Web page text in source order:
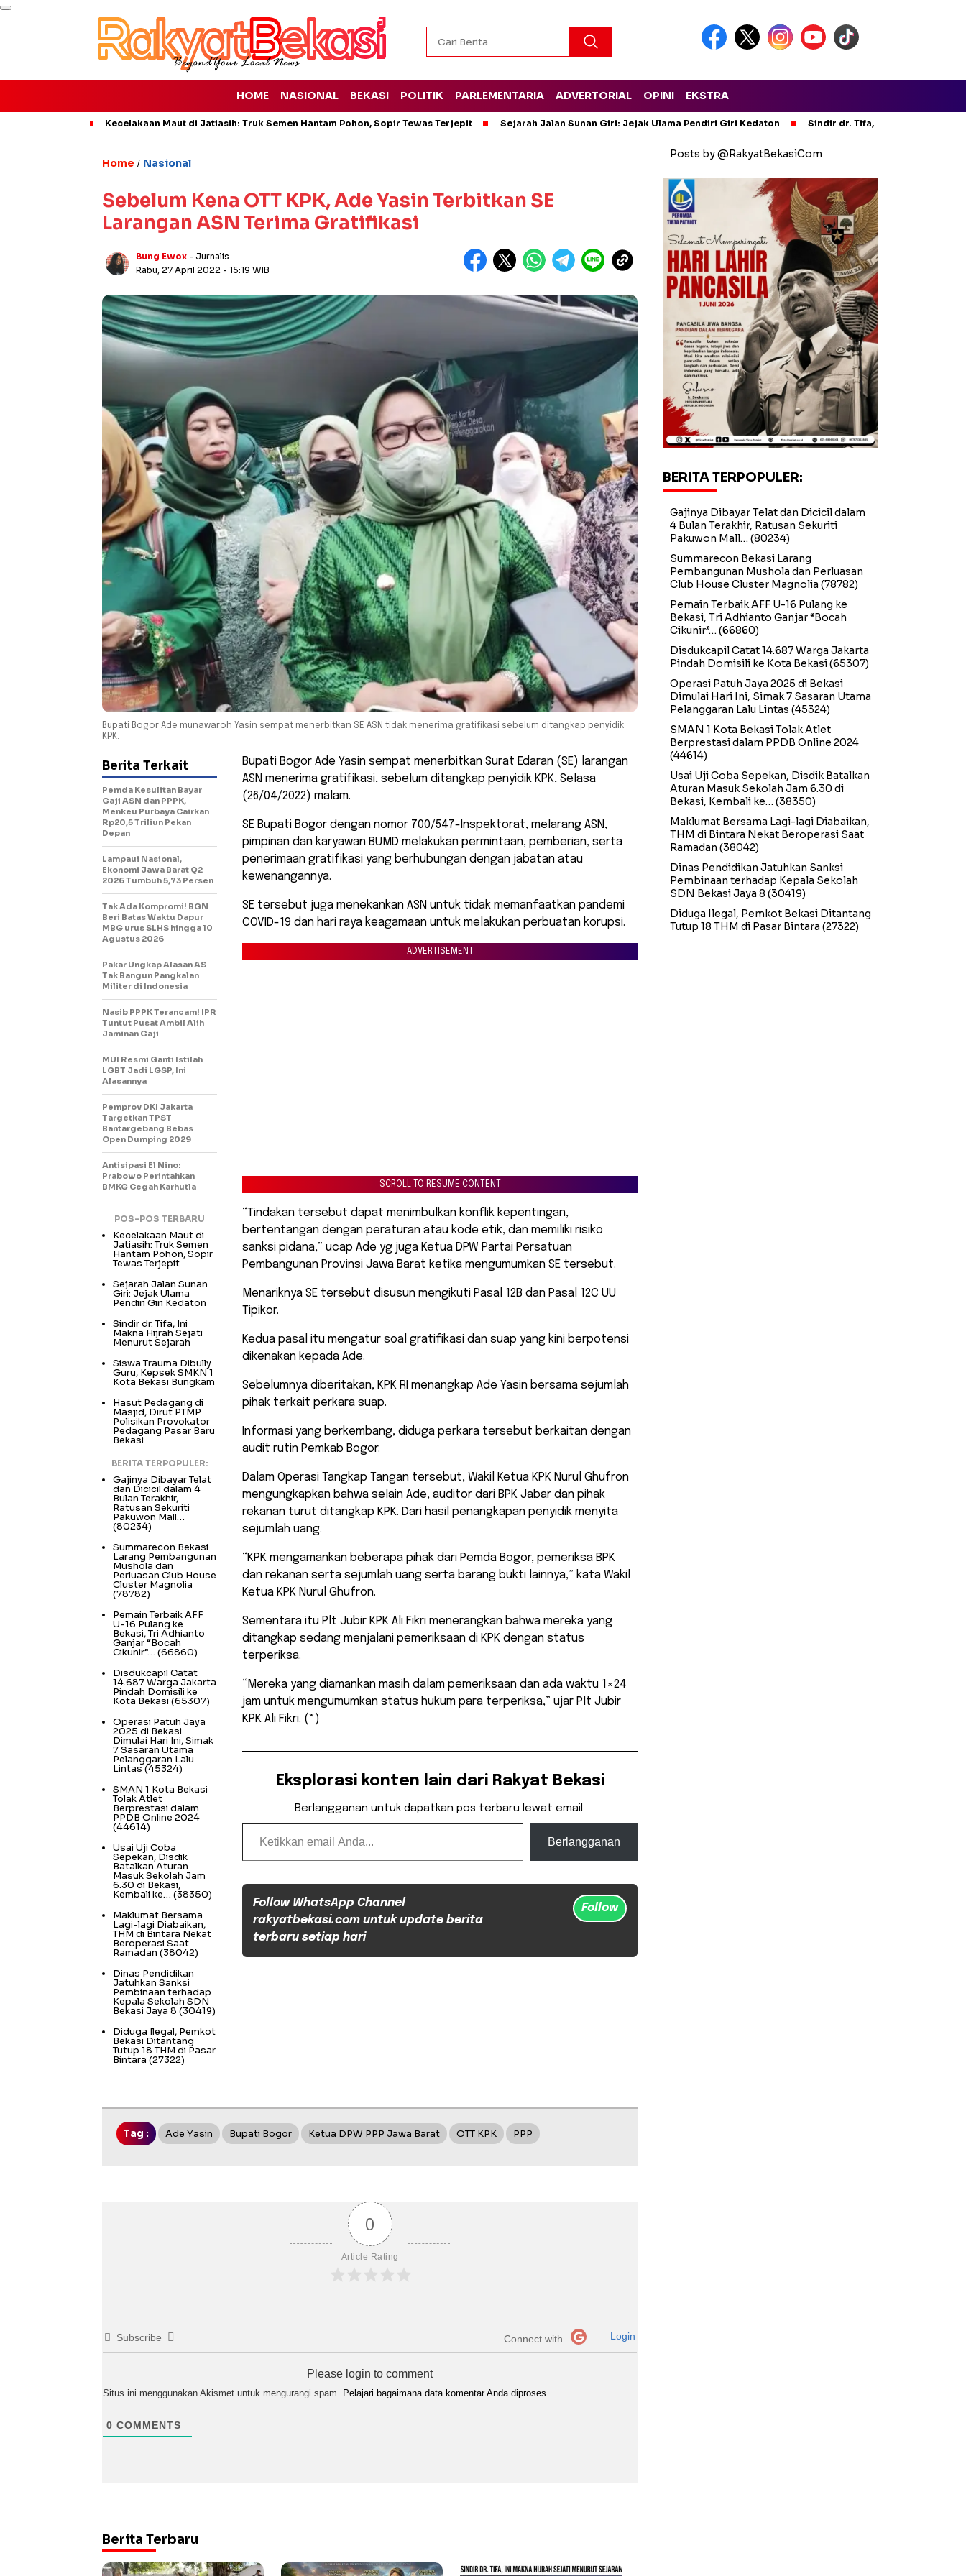
HOME NASIONAL BEKASI POLITIK PARLEMENTARIA ADVERTORIAL OPINI EKSTRA
Kecelakaan Maut di Jatiasih: Truk Semen Hantam Pohon, Sopir Tewas Terjepit Sejarah Jalan Sunan Giri: Jejak Ulama Pendiri Giri Kedaton Sindir dr. Tifa, Ini Makna Hijrah
Home / Nasional
Sebelum Kena OTT KPK, Ade Yasin Terbitkan SE
Larangan ASN Terima Gratifikasi
Bung Ewox - Jurnalis
Rabu, 27 April 2022 - 15:19 WIB
Bupati Bogor Ade munawaroh Yasin sempat menerbitkan SE ASN tidak menerima gratifikasi sebelum ditangkap penyidik
KPK.
Bupati Bogor Ade Yasin sempat menerbitkan Surat Edaran (SE) larangan
ASN menerima gratifikasi, sebelum ditangkap penyidik KPK, Selasa
(26/04/2022) malam.
SE Bupati Bogor dengan nomor 700/547-Inspektorat, melarang ASN,
pimpinan dan karyawan BUMD melakukan permintaan, pemberian, serta
penerimaan gratifikasi yang berhubungan dengan jabatan atau
kewenangannya.
SE tersebut juga menekankan ASN untuk tidak memanfaatkan pandemi
COVID-19 dan hari raya keagamaan untuk melakukan perbuatan korupsi.
ADVERTISEMENT
SCROLL TO RESUME CONTENT
“Tindakan tersebut dapat menimbulkan konflik kepentingan,
bertentangan dengan peraturan atau kode etik, dan memiliki risiko
sanksi pidana,” ucap Ade yg juga Ketua DPW Partai Persatuan
Pembangunan Provinsi Jawa Barat ketika mengumumkan SE tersebut.
Menariknya SE tersebut disusun mengikuti Pasal 12B dan Pasal 12C UU
Tipikor.
Kedua pasal itu mengatur soal gratifikasi dan suap yang kini berpotensi
dikenakan kepada Ade.
Sebelumnya diberitakan, KPK RI menangkap Ade Yasin bersama sejumlah
pihak terkait perkara suap.
Informasi yang berkembang, diduga perkara tersebut berkaitan dengan
audit rutin Pemkab Bogor.
Dalam Operasi Tangkap Tangan tersebut, Wakil Ketua KPK Nurul Ghufron
mengungkapkan bahwa selain Ade, auditor dari BPK Jabar dan pihak
rekanan turut ditangkap KPK. Dari hasil penangkapan penyidik menyita
sejumlah uang.
“KPK mengamankan beberapa pihak dari Pemda Bogor, pemeriksa BPK
dan rekanan serta sejumlah uang serta barang bukti lainnya,” kata Wakil
Ketua KPK Nurul Ghufron.
Sementara itu Plt Jubir KPK Ali Fikri menerangkan bahwa mereka yang
ditangkap sedang menjalani pemeriksaan di KPK dengan status
terperiksa.
“Mereka yang diamankan masih dalam pemeriksaan dan ada waktu 1×24
jam untuk mengumumkan status hukum para terperiksa,” ujar Plt Jubir
KPK Ali Fikri. (*)
Eksplorasi konten lain dari Rakyat Bekasi
Berlangganan untuk dapatkan pos terbaru lewat email.
Ketikkan email Anda...
Berlangganan
Follow WhatsApp Channel
rakyatbekasi.com untuk update berita
terbaru setiap hari
Follow
Berita Terkait
Pemda Kesulitan Bayar
Gaji ASN dan PPPK,
Menkeu Purbaya Cairkan
Rp20,5 Triliun Pekan
Depan
Lampaui Nasional,
Ekonomi Jawa Barat Q2
2026 Tumbuh 5,73 Persen
Tak Ada Kompromi! BGN
Beri Batas Waktu Dapur
MBG urus SLHS hingga 10
Agustus 2026
Pakar Ungkap Alasan AS
Tak Bangun Pangkalan
Militer di Indonesia
Nasib PPPK Terancam! IPR
Tuntut Pusat Ambil Alih
Jaminan Gaji
MUI Resmi Ganti Istilah
LGBT Jadi LGSP, Ini
Alasannya
Pemprov DKI Jakarta
Targetkan TPST
Bantargebang Bebas
Open Dumping 2029
Antisipasi El Nino:
Prabowo Perintahkan
BMKG Cegah Karhutla
POS-POS TERBARU
Kecelakaan Maut di
Jatiasih: Truk Semen
Hantam Pohon, Sopir
Tewas Terjepit
Sejarah Jalan Sunan
Giri: Jejak Ulama
Pendiri Giri Kedaton
Sindir dr. Tifa, Ini
Makna Hijrah Sejati
Menurut Sejarah
Siswa Trauma Dibully
Guru, Kepsek SMKN 1
Kota Bekasi Bungkam
Hasut Pedagang di
Masjid, Dirut PTMP
Polisikan Provokator
Pedagang Pasar Baru
Bekasi
BERITA TERPOPULER:
Gajinya Dibayar Telat
dan Dicicil dalam 4
Bulan Terakhir,
Ratusan Sekuriti
Pakuwon Mall…
(80234)
Summarecon Bekasi
Larang Pembangunan
Mushola dan
Perluasan Club House
Cluster Magnolia
(78782)
Pemain Terbaik AFF
U-16 Pulang ke
Bekasi, Tri Adhianto
Ganjar “Bocah
Cikunir”… (66860)
Disdukcapil Catat
14.687 Warga Jakarta
Pindah Domisili ke
Kota Bekasi (65307)
Operasi Patuh Jaya
2025 di Bekasi
Dimulai Hari Ini, Simak
7 Sasaran Utama
Pelanggaran Lalu
Lintas(45324)
SMAN 1 Kota Bekasi
Tolak Atlet
Berprestasi dalam
PPDB Online 2024
(44614)
Usai Uji Coba
Sepekan, Disdik
Batalkan Aturan
Masuk Sekolah Jam
6.30 di Bekasi,
Kembali ke… (38350)
Maklumat Bersama
Lagi-lagi Diabaikan,
THM di Bintara Nekat
Beroperasi Saat
Ramadan (38042)
Dinas Pendidikan
Jatuhkan Sanksi
Pembinaan terhadap
Kepala Sekolah SDN
Bekasi Jaya 8 (30419)
Diduga Ilegal, Pemkot
Bekasi Ditantang
Tutup 18 THM di Pasar
Bintara (27322)
Tag : Ade Yasin Bupati Bogor Ketua DPW PPP Jawa Barat OTT KPK PPP
0
Article Rating
Subscribe Connect with Login
Please login to comment
Situs ini menggunakan Akismet untuk mengurangi spam. Pelajari bagaimana data komentar Anda diproses
0 COMMENTS
Berita Terbaru
Posts by @RakyatBekasiCom
BERITA TERPOPULER:
Gajinya Dibayar Telat dan Dicicil dalam
4 Bulan Terakhir, Ratusan Sekuriti
Pakuwon Mall… (80234)
Summarecon Bekasi Larang
Pembangunan Mushola dan Perluasan
Club House Cluster Magnolia (78782)
Pemain Terbaik AFF U-16 Pulang ke
Bekasi, Tri Adhianto Ganjar “Bocah
Cikunir”… (66860)
Disdukcapil Catat 14.687 Warga Jakarta
Pindah Domisili ke Kota Bekasi(65307)
Operasi Patuh Jaya 2025 di Bekasi
Dimulai Hari Ini, Simak 7 Sasaran Utama
Pelanggaran Lalu Lintas (45324)
SMAN 1 Kota Bekasi Tolak Atlet
Berprestasi dalam PPDB Online 2024
(44614)
Usai Uji Coba Sepekan, Disdik Batalkan
Aturan Masuk Sekolah Jam 6.30 di
Bekasi, Kembali ke… (38350)
Maklumat Bersama Lagi-lagi Diabaikan,
THM di Bintara Nekat Beroperasi Saat
Ramadan (38042)
Dinas Pendidikan Jatuhkan Sanksi
Pembinaan terhadap Kepala Sekolah
SDN Bekasi Jaya 8 (30419)
Diduga Ilegal, Pemkot Bekasi Ditantang
Tutup 18 THM di Pasar Bintara (27322)